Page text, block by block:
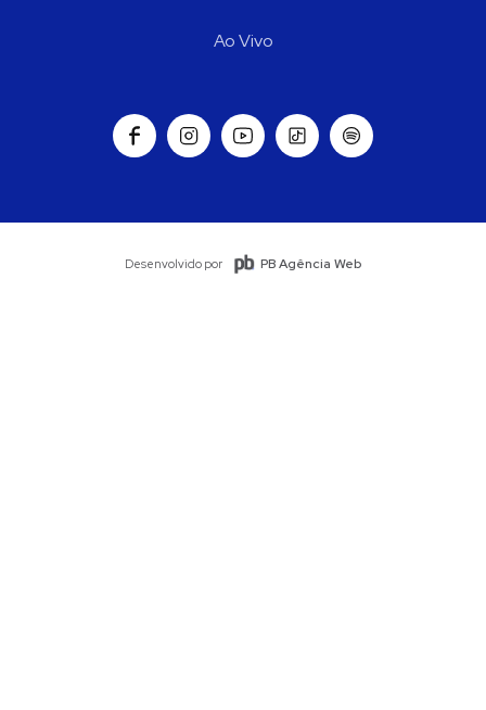
Ao Vivo
Desenvolvido por PB Agência Web